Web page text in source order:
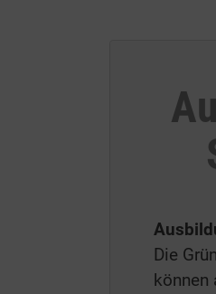
Die
können